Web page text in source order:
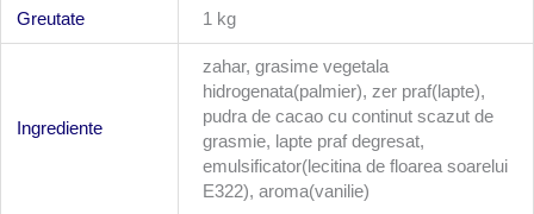
Greutate 1 kg
Ingrediente
zahar, grasime vegetala
hidrogenata(palmier), zer praf(lapte),
pudra de cacao cu continut scazut de
grasmie, lapte praf degresat,
emulsificator(lecitina de floarea soarelui
E322), aroma(vanilie)